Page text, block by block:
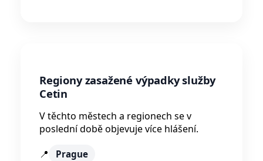
Regiony zasažené výpadky služby
Cetin
V těchto městech a regionech se v
poslední době objevuje více hlášení.
📍
Prague